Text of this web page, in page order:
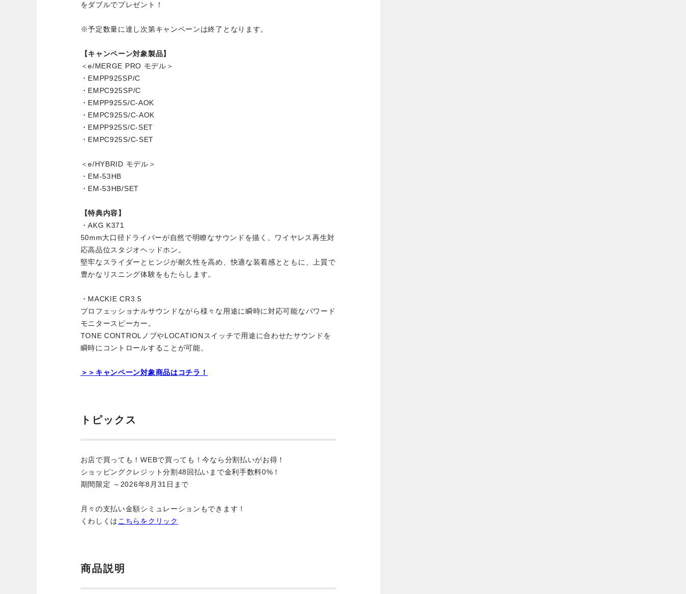
をダブルでプレゼント！
※予定数量に達し次第キャンペーンは終了となります。
【キャンペーン対象製品】
＜e/MERGE PRO モデル＞
・EMPP925SP/C
・EMPC925SP/C
・EMPP925S/C-AOK
・EMPC925S/C-AOK
・EMPP925S/C-SET
・EMPC925S/C-SET
＜e/HYBRID モデル＞
・EM-53HB
・EM-53HB/SET
【特典内容】
・AKG K371
50mm大口径ドライバーが自然で明瞭なサウンドを描く、ワイヤレス再生対
応高品位スタジオヘッドホン。
堅牢なスライダーとヒンジが耐久性を高め、快適な装着感とともに、上質で
豊かなリスニング体験をもたらします。
・MACKIE CR3.5
プロフェッショナルサウンドながら様々な用途に瞬時に対応可能なパワード
モニタースピーカー。
TONE CONTROLノブやLOCATIONスイッチで用途に合わせたサウンドを
瞬時にコントロールすることが可能。
＞＞キャンペーン対象商品はコチラ！
トピックス
お店で買っても！WEBで買っても！今なら分割払いがお得！
ショッピングクレジット分割48回払いまで金利手数料0%！
期間限定 ～2026年8月31日まで
月々の支払い金額シミュレーションもできます！
くわしくは こちらをクリック
商品説明